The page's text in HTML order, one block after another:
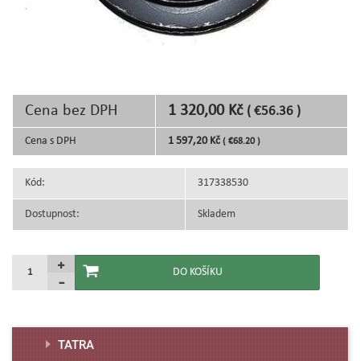
Cena bez DPH 1 320,00 Kč ( €56.36 )
Cena s DPH 1 597,20 Kč ( €68.20 )
Kód: 317338530
Dostupnost: Skladem
TATRA